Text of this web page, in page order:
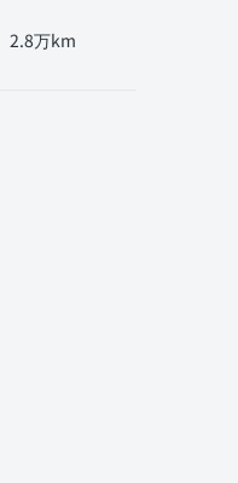
2.8万km